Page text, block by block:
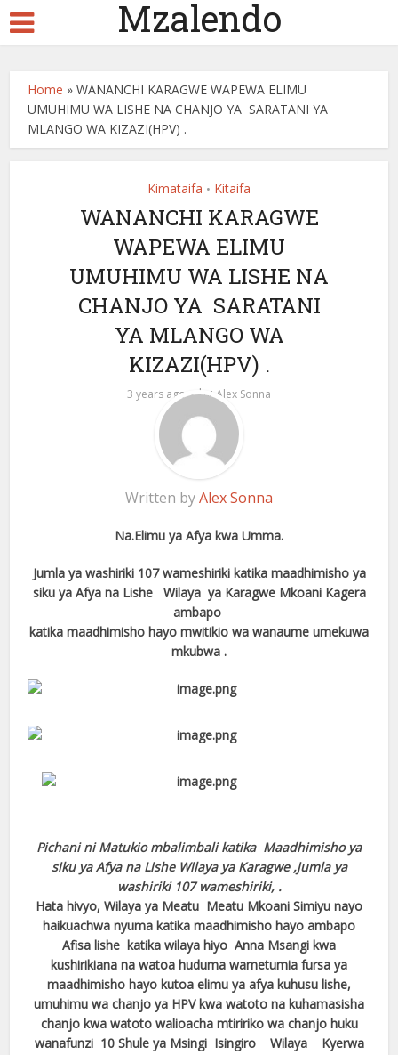
Mzalendo
Home »WANANCHI KARAGWE WAPEWA ELIMU
UMUHIMU WA LISHE NA CHANJO YA SARATANI YA
MLANGO WA KIZAZI(HPV) .
Kimataifa • Kitaifa
WANANCHI KARAGWE
WAPEWA ELIMU
UMUHIMU WA LISHE NA
CHANJO YA SARATANI
YA MLANGO WA
KIZAZI(HPV) .
3 years ago by Alex Sonna
Written byAlex Sonna
Na.Elimu ya Afya kwa Umma.
Jumla ya washiriki 107 wameshiriki katika maadhimisho ya
siku ya Afya na Lishe Wilaya ya Karagwe Mkoani Kagera
ambapo
katika maadhimisho hayo mwitikio wa wanaume umekuwa
mkubwa .
Pichani ni Matukio mbalimbali katika Maadhimisho ya
siku ya Afya na Lishe Wilaya ya Karagwe ,jumla ya
washiriki 107 wameshiriki, .
Hata hivyo, Wilaya ya Meatu Meatu Mkoani Simiyu nayo
haikuachwa nyuma katika maadhimisho hayo ambapo
Afisa lishe katika wilaya hiyo Anna Msangi kwa
kushirikiana na watoa huduma wametumia fursa ya
maadhimisho hayo kutoa elimu ya afya kuhusu lishe,
umuhimu wa chanjo ya HPV kwa watoto na kuhamasisha
chanjo kwa watoto walioacha mtiririko wa chanjo huku
wanafunzi 10 Shule ya Msingi Isingiro Wilaya Kyerwa